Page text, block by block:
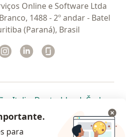
Online e Software Ltda
1488 - 2º andar - Batel
(Paraná), Brasil
num novo separador
Instagram
abre num novo separador
Linkedin
abre num novo
separador
novo separador
abre num novo separador
Italia abre num novo
Deutschlandabre num
Česko
separador
num novo separador
abre num novo separador
Brasil abre num novoabre num
abre
Colombia abre num novo
para